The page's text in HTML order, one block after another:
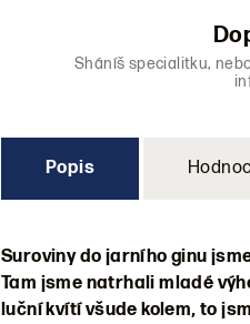
Sháníš specialitku,
Popis
Suroviny do jarního ginu
Tam jsme natrhali mladé
luční kvítí všude kolem, to